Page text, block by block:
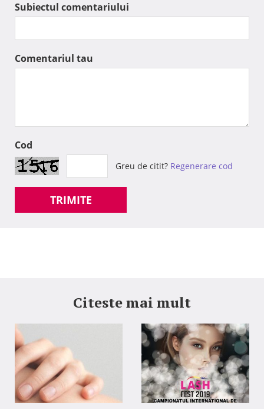
Subiectul comentariului
Comentariul tau
Cod
Greu de citit? Regenerare cod
TRIMITE
Citeste mai mult